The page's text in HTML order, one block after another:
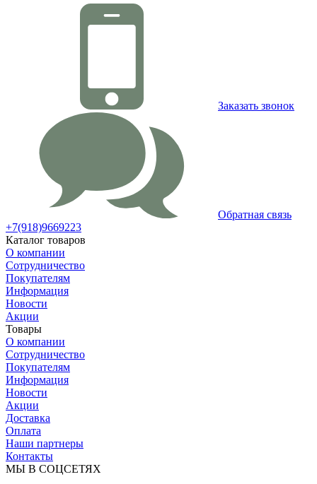
Заказать звонок
Обратная связь
+7(918)9669223
Каталог товаров
О компании
Сотрудничество
Покупателям
Информация
Новости
Акции
Товары
О компании
Сотрудничество
Покупателям
Информация
Новости
Акции
Доставка
Оплата
Наши партнеры
Контакты
МЫ В СОЦСЕТЯХ